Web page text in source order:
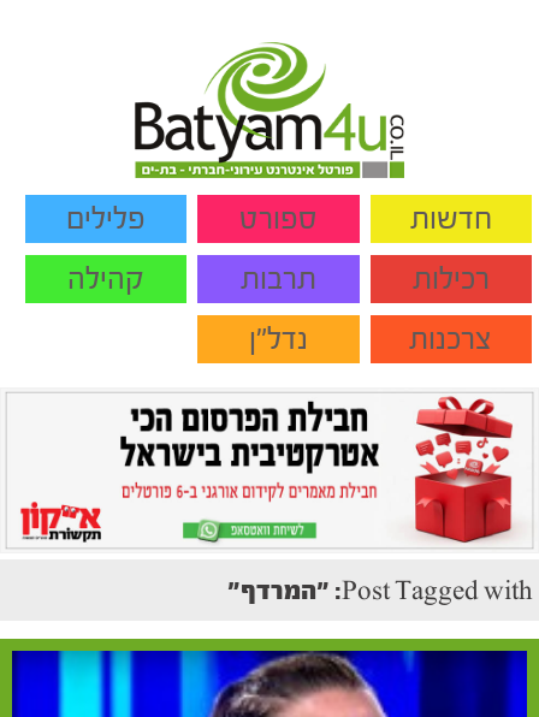
חדשות ספורט
פלילים
רכילות
תרבות
קהילה
צרכנות
נדל"ן
Post Tagged with: "המרדף"